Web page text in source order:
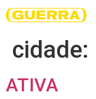
cidade:
ATIVA